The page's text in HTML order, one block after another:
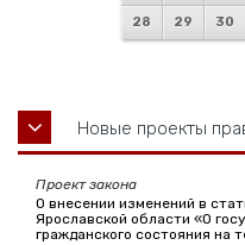
28 29 30
Новые проекты
Проект закона
О внесении изменений в
Ярославской области «О
гражданского состояния на